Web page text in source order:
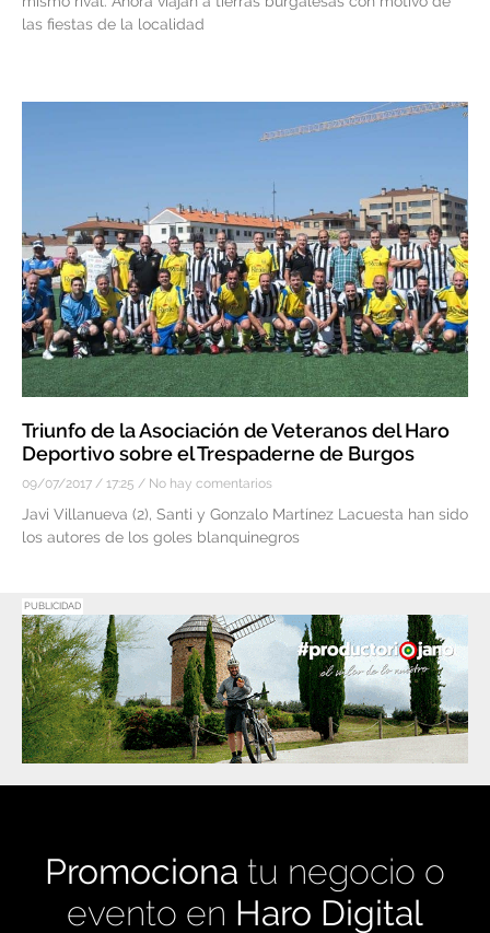
las fiestas de la localidad
Triunfo de la Asociación de Veteranos del Haro
Deportivo sobre el Trespaderne de Burgos
09/07/2017 17:25 No hay comentarios
Javi Villanueva (2), Santi y Gonzalo Martínez Lacuesta han sido
los autores de los goles blanquinegros
PUBLICIDAD
Promociona tu negocio o
evento en Haro Digital